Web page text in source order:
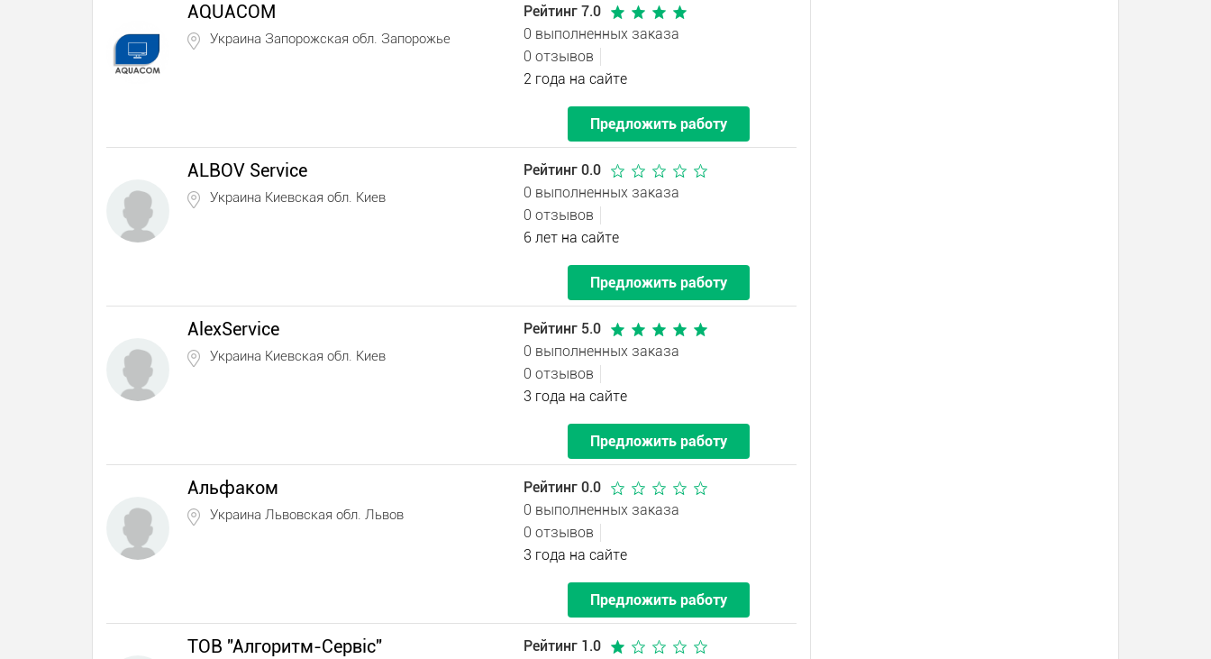
AQUACOM
Украина Запорожская обл. Запорожье
Рейтинг 7.0
0 выполненных заказа
0 отзывов
2 года на сайте
Предложить работу
ALBOV Service
Украина Киевская обл. Киев
Рейтинг 0.0
0 выполненных заказа
0 отзывов
6 лет на сайте
Предложить работу
AlexService
Украина Киевская обл. Киев
Рейтинг 5.0
0 выполненных заказа
0 отзывов
3 года на сайте
Предложить работу
Альфаком
Украина Львовская обл. Львов
Рейтинг 0.0
0 выполненных заказа
0 отзывов
3 года на сайте
Предложить работу
ТОВ "Алгоритм-Сервіс"
Рейтинг 1.0